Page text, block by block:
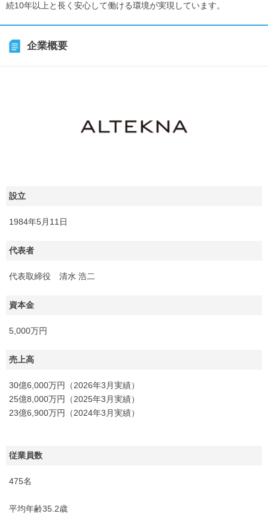
続10年以上と長く安心して働ける環境が実現しています。
企業概要
設立
1984年5月11日
代表者
代表取締役 清水 浩二
資本金
5,000万円
売上高
30億6,000万円（2026年3月実績）
25億8,000万円（2025年3月実績）
23億6,900万円（2024年3月実績）
従業員数
475名
平均年齢35.2歳